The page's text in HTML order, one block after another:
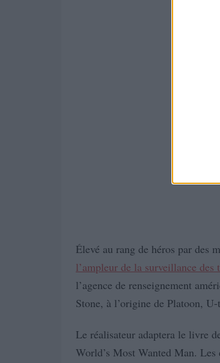
Élevé au rang de héros par des
l’ampleur de la surveillance des
l’agence de renseignement
Stone, à l’origine de Platoon,
Le réalisateur adaptera le livre
World’s Most Wanted Man. Les